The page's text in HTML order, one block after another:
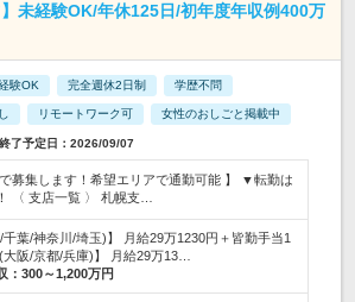
未経験OK/年休125日/初年度年収例400万
験OK 完全週休2日制 学歴不問
リモートワーク可 女性のおしごと掲載中
了予定日：2026/09/07
で募集します！希望エリアで通勤可能 】 ▼転勤は
〈 支店一覧 〉 札幌支…
/千葉/神奈川/埼玉)】 月給29万1230円＋皆勤手当1
阪/京都/兵庫)】 月給29万13…
： 300～1,200万円